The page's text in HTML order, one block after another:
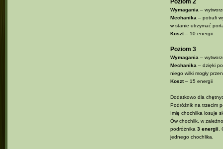
Poziom 2
Wymagania–
Mechanika– potrafi
w stanie utrzymać
Koszt– 10 energii
Poziom 3
Wymagania–
Mechanika– dzięki
niego wilki mogły
Koszt– 15 energii
Dodatkowo dla
Podróżnik na trzecim
Imię chochlika losuje
Ów chochlik, w
podróżnika 3 energii.
jednego chochlika.